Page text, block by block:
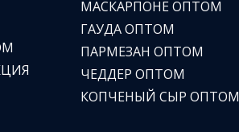
МАСКАРПОНЕ ОПТОМ
ГАУДА ОПТОМ
ПАРМЕЗАН ОПТОМ
ЧЕДДЕР ОПТОМ
КОПЧЕНЫЙ СЫР ОПТОМ